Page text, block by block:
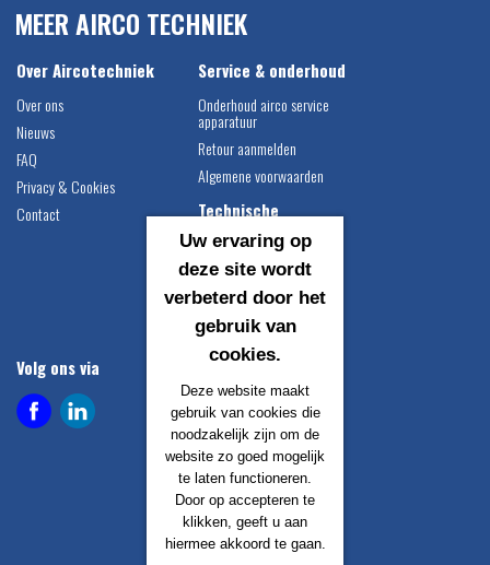
MEER AIRCO TECHNIEK
Over Aircotechniek
Over ons
Nieuws
FAQ
Privacy & Cookies
Contact
Service & onderhoud
Onderhoud airco service
apparatuur
Retour aanmelden
Algemene voorwaarden
Technische
Airco vulgewichten
Compressor montage
instructie
Catalogus downloaden
Volg ons via Contact gegevens
Airco Techniek B.V.
Egersundweg 1
9723 JM Groningen
info@aircotechniek.nl
+31 50 529 1883
Uw ervaring op
deze site wordt
verbeterd door het
gebruik van
cookies.
Deze website maakt
gebruik van cookies die
noodzakelijk zijn om de
website zo goed mogelijk
te laten functioneren.
Door op accepteren te
klikken, geeft u aan
hiermee akkoord te gaan.